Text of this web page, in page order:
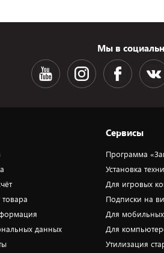
Мы в
данных
Сервисы
Программа
Установка
Для игровых
Подписки на
Для мобильных
Для
Утилизация